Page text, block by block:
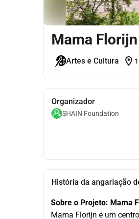
Mama
Artes e Cultura location_on
Organizador
SHAIN Foundation
História da angariação
Sobre o Projeto: Mama
Mama Florijn é um